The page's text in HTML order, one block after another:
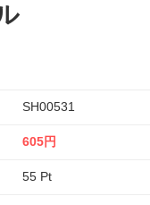
SH00531
605円
55 Pt